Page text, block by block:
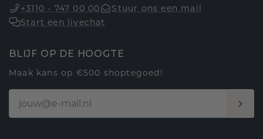
+3110 - 747 00 00
Stuur ons een mail
Start een livechat
BLIJF OP DE HOOGTE
Maak kans op €500 shoptegoed!